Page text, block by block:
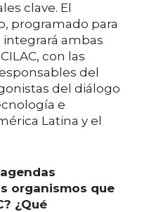
clave. El
programado para
ambas
con las
del
del diálogo
e
Latina y el
organismos que
¿Qué